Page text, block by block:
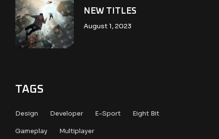
NEW TITLES
August 1, 2023
TAGS
Design Developer E-Sport Eight Bit
Gameplay Multiplayer